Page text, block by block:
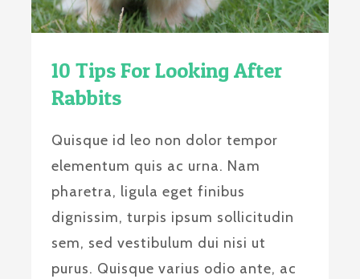
10 Tips For Looking After
Rabbits
Quisque id leo non dolor tempor
elementum quis ac urna. Nam
pharetra, ligula eget finibus
dignissim, turpis ipsum sollicitudin
sem, sed vestibulum dui nisi ut
purus. Quisque varius odio ante, ac